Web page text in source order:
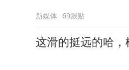
新媒体 69跟贴
这滑的挺远的哈，